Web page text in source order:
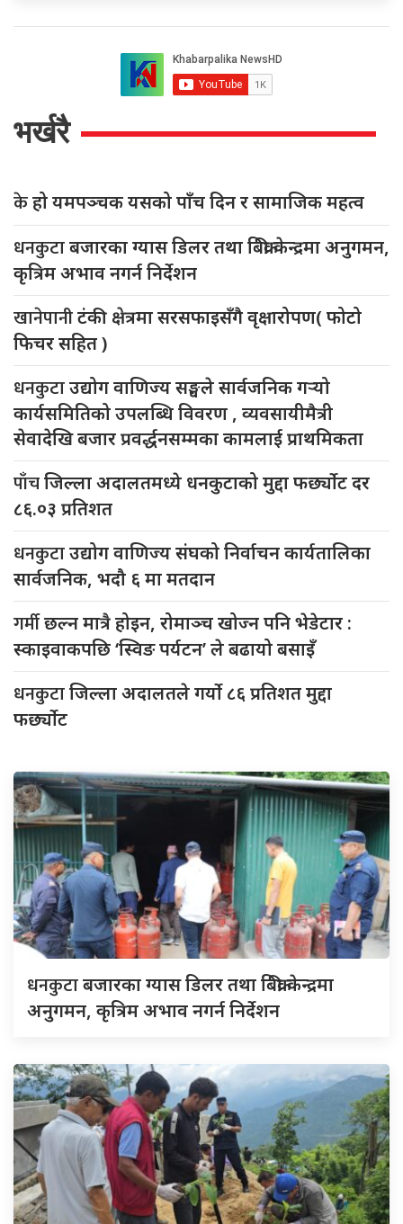
भर्खरै
केहो यमपञ्चक यसको पाँच दिन र सामाजिक महत्व
धनकुटाबजारका ग्यास डिलर तथा बिक्री केन्द्रमा अनुगमन,
कृत्रिम अभाव नगर्न निर्देशन
खानेपानीटंकी क्षेत्रमा सरसफाइसँगै वृक्षारोपण( फोटो
फिचर सहित )
धनकुटाउद्योग वाणिज्य सङ्घले सार्वजनिक गर्‍यो
कार्यसमितिको उपलब्धि विवरण , व्यवसायीमैत्री
सेवादेखि बजार प्रवर्द्धनसम्मका कामलाई प्राथमिकता
पाँचजिल्ला अदालतमध्ये धनकुटाको मुद्दा फर्छ्योट दर
८६.०३ प्रतिशत
धनकुटाउद्योग वाणिज्य संघको निर्वाचन कार्यतालिका
सार्वजनिक, भदौ ६ मा मतदान
गर्मीछल्न मात्रै होइन, रोमाञ्च खोज्न पनि भेडेटार :
स्काइवाकपछि ‘स्विङ पर्यटन’ ले बढायो बसाइँ
धनकुटाजिल्ला अदालतले गर्यो ८६ प्रतिशत मुद्दा
फर्छ्योट
धनकुटाबजारका ग्यास डिलर तथा बिक्री केन्द्रमा
अनुगमन, कृत्रिम अभाव नगर्न निर्देशन